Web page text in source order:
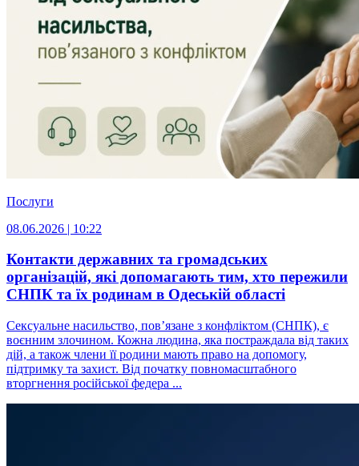
Послуги
08.06.2026 | 10:22
Контакти державних та громадських
організацій, які допомагають тим, хто пережили
СНПК та їх родинам в Одеській області
Сексуальне насильство, пов’язане з конфліктом (СНПК), є
воєнним злочином. Кожна людина, яка постраждала від таких
дій, а також члени її родини мають право на допомогу,
підтримку та захист. Від початку повномасштабного
вторгнення російської федера ...